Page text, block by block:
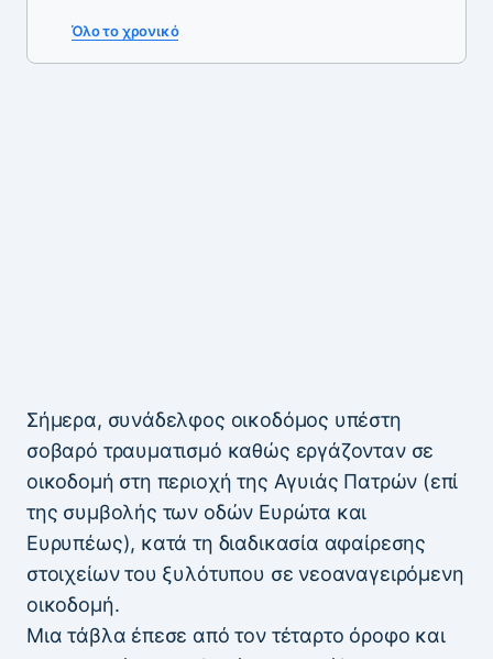
Όλο το χρονικό
Σήμερα, συνάδελφος οικοδόμος υπέστη
σοβαρό τραυματισμό καθώς εργάζονταν σε
οικοδομή στη περιοχή της Αγυιάς Πατρών (επί
της συμβολής των οδών Ευρώτα και
Ευρυπέως), κατά τη διαδικασία αφαίρεσης
στοιχείων του ξυλότυπου σε νεοαναγειρόμενη
οικοδομή.
Μια τάβλα έπεσε από τον τέταρτο όροφο και